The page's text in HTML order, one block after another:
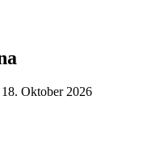
Oktober 2026